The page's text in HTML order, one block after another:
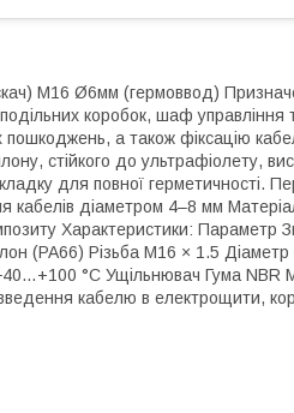
М16 Ø6мм (гермоввод)
коробок, шаф
пошкоджень, а також фіксацію
стійкого до ультрафіолету,
для повної герметичності.
кабелів діаметром 4–8 мм
Характеристики:
(PA66) Різьба M16 × 1.5
°C Ущільнювач Гума NBR
кабелю в електрощити,